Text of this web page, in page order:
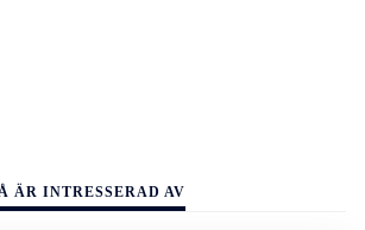
ÄR INTRESSERAD AV